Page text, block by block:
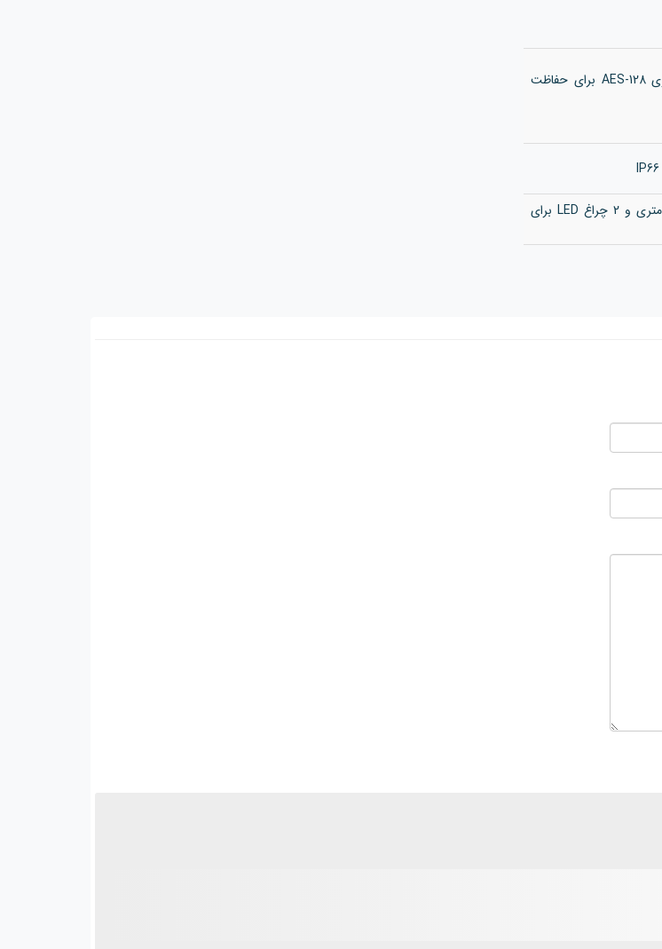
مجهز به چیپ امنیتی MJSC با رمزنگاری AES-128 برای حفاظت
دارای 2 چراغ LED مادون قرمز 850 نانومتری و 2 چراغ LED برای